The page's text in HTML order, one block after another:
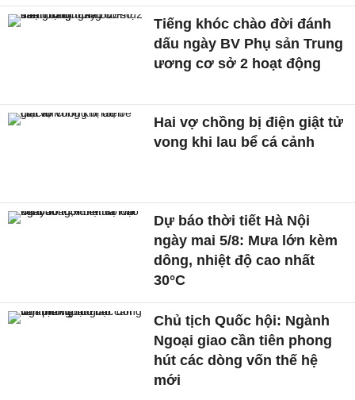
Tiếng khóc chào đời đánh
dấu ngày BV Phụ sản Trung
ương cơ sở 2 hoạt động
Hai vợ chồng bị điện giật tử
vong khi lau bể cá cảnh
Dự báo thời tiết Hà Nội
ngày mai 5/8: Mưa lớn kèm
dông, nhiệt độ cao nhất
30°C
Chủ tịch Quốc hội: Ngành
Ngoại giao cần tiên phong
hút các dòng vốn thế hệ
mới